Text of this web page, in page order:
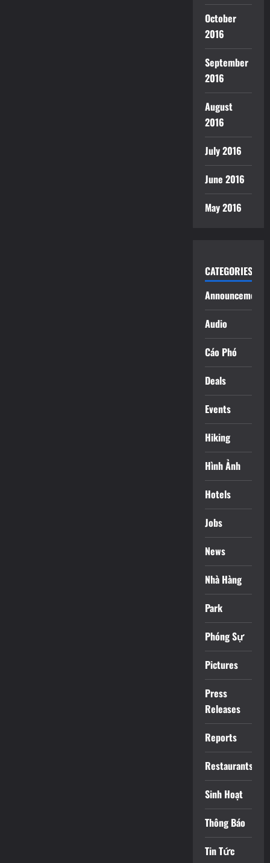
October
2016
September
2016
August
2016
July 2016
June 2016
May 2016
CATEGORIES
Announcements
Audio
Cáo Phó
Deals
Events
Hiking
Hình Ảnh
Hotels
Jobs
News
Nhà Hàng
Park
Phóng Sự
Pictures
Press
Releases
Reports
Restaurants
Sinh Hoạt
Thông Báo
Tin Tức